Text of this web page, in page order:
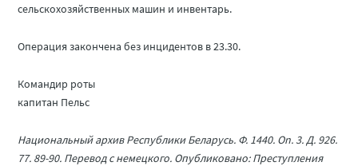
сельскохозяйственных машин и инвентарь.
Операция закончена без инцидентов в 23.30.
Командир роты
капитан Пельс
Национальный архив Республики Беларусь. Ф. 1440. On. 3. Д. 926.
77. 89-90. Перевод с немецкого. Опубликовано: Преступления